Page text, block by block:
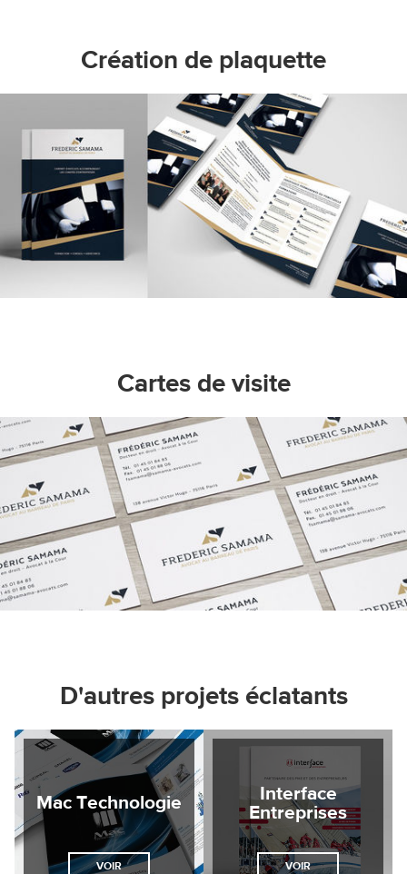
Création de plaquette
Cartes de visite
D'autres projets éclatants
Mac Technologie
VOIR
Interface
Entreprises
VOIR